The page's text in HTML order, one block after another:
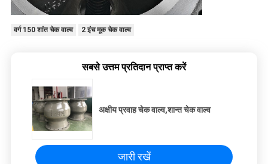
वर्ग 150 शांत चेक वाल्व 2 इंच मूक चेक वाल्व
सबसे उत्तम प्रतिदान प्राप्त करें
अक्षीय प्रवाह चेक वाल्व,शान्त चेक वाल्व
जारी रखें